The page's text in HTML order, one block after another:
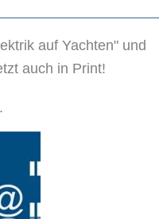
auf Yachten" und
auch in Print!